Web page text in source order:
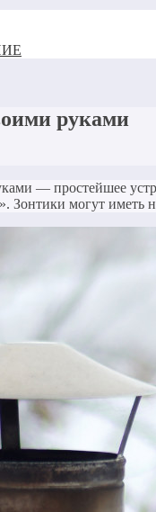
руками
— простейшее
Зонтики могут